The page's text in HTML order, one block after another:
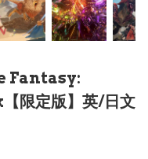
Fantasy:
限定版】英/日文